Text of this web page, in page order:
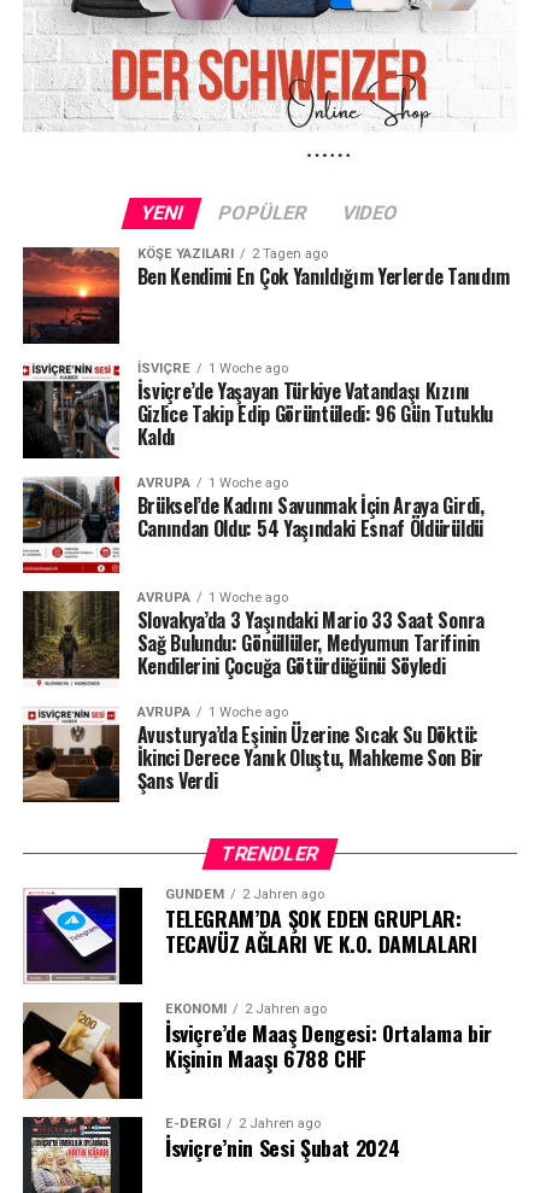
Bu bilgiler, geçmişte sizin adınıza yapılmış olası fon
ödemelerini tespit etmeye yardımcı oluyor.
Ücretsiz ve Güvenli İşlem
ücretsizdir.
hafta içinde yazılı olarak gönderiliyor.
Kurum, talepte bulunan kişidenkimlik doğrulaması
(pasaport veya kimlik kartı gibi belgelerle) isteyebiliyor.
Bu sistem, özellikle uzun yıllar boyunca iş değiştirmiş,
farklı şehirlerde veya şirketlerde çalışmış kişiler için
büyük kolaylık sağlıyor.
Alternatif Kanallar da Var
Bazı büyük bankalar ve emeklilik fonu kuruluşları
(örneğinUBS, Credit Suisse, PostFinance) kendi
müşterilerine yönelik “unutulan hesap arama” hizmeti
de sunuyor.
Ancak yetkililer,en kapsamlı ve güvenilir
sorgulamanın Auffangeinrichtung BVGüzerinden
yapılmasını tavsiye ediyor.
Uzmanlardan Tavsiye
Finans uzmanları, vatandaşların fon bilgilerini düzenli
olarak kontrol etmelerini öneriyor.
Adres, isim veya iş değişikliklerinde emeklilik fonu
kuruluşlarına güncel bilgilerin bildirilmesi, fonların
kaybolmasını veya unutulmasını önlüyor.
Kısacası:
Eğer geçmişte İsviçre’de çalıştıysanız, adınıza
unutulmuş bir fon olabilir.
Sadece birkaç dakikanızı ayırarak
www.auffangeinrichtung.chadresinden sorgulama
yapabilir, yıllar önce birikmiş paranızı geri
kazanabilirsiniz.
YENI POPÜLER VIDEO
KÖŞE YAZILARI 2 Tagen ago
Ben Kendimi En Çok Yanıldığım Yerlerde Tanıdım
İSVIÇRE 1 Woche ago
İsviçre’de Yaşayan Türkiye Vatandaşı Kızını
Gizlice Takip Edip Görüntüledi: 96 Gün Tutuklu
Kaldı
AVRUPA 1 Woche ago
Brüksel’de Kadını Savunmak İçin Araya Girdi,
Canından Oldu: 54 Yaşındaki Esnaf Öldürüldü
AVRUPA 1 Woche ago
Slovakya’da 3 Yaşındaki Mario 33 Saat Sonra
Sağ Bulundu: Gönüllüler, Medyumun Tarifinin
Kendilerini Çocuğa Götürdüğünü Söyledi
AVRUPA 1 Woche ago
Avusturya’da Eşinin Üzerine Sıcak Su Döktü:
İkinci Derece Yanık Oluştu, Mahkeme Son Bir
Şans Verdi
TRENDLER
GÜNDEM 2 Jahren ago
TELEGRAM’DA ŞOK EDEN GRUPLAR:
TECAVÜZ AĞLARI VE K.O. DAMLALARI
EKONOMI 2 Jahren ago
İsviçre’de Maaş Dengesi: Ortalama bir
Kişinin Maaşı 6788 CHF
E-DERGI 2 Jahren ago
İsviçre’nin Sesi Şubat 2024